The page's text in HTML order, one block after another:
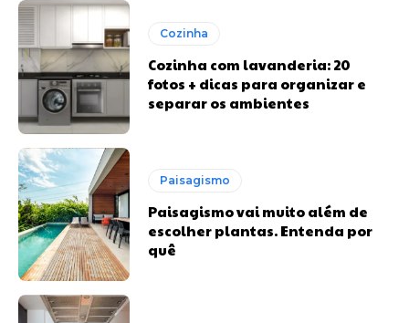
Cozinha
Cozinha com lavanderia: 20
fotos + dicas para organizar e
separar os ambientes
Paisagismo
Paisagismo vai muito além de
escolher plantas. Entenda por
quê